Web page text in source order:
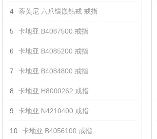
4 蒂芙尼 六爪镶嵌钻戒 戒指
5 卡地亚 B4087500 戒指
6 卡地亚 B4085200 戒指
7 卡地亚 B4084800 戒指
8 卡地亚 H8000262 戒指
9 卡地亚 N4210400 戒指
10 卡地亚 B4056100 戒指